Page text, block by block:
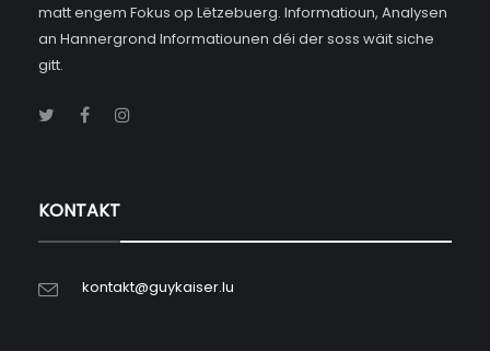
matt engem Fokus op Lëtzebuerg. Informatioun, Analysen
an Hannergrond Informatiounen déi der soss wäit siche
gitt.
KONTAKT
kontakt@guykaiser.lu